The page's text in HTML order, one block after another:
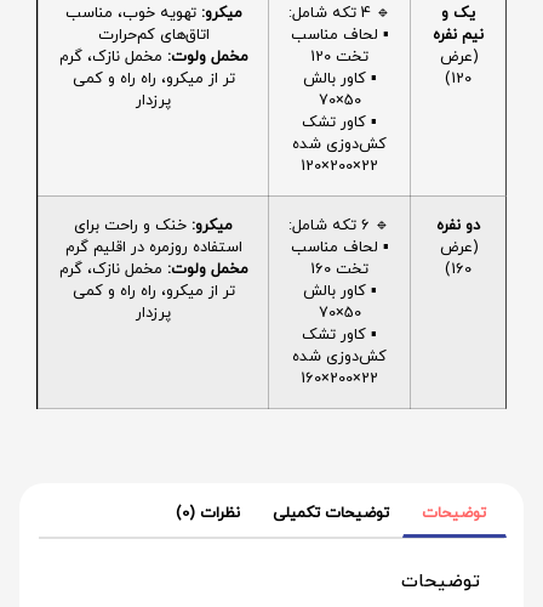
یک و
نیم نفره
(عرض
120)
🔹 4 تکه شامل:
▪️ لحاف مناسب
تخت 120
▪️ کاور بالش
50×70
▪️ کاور تشک
کش‌دوزی شده
22×200×120
میکرو: تهویه خوب، مناسب
اتاق‌های کم‌حرارت
مخمل ولوت: مخمل نازک، گرم
تر از میکرو، راه راه و کمی
پرزدار
دو نفره
(عرض
160)
🔹 6 تکه شامل:
▪️ لحاف مناسب
تخت 160
▪️ کاور بالش
50×70
▪️ کاور تشک
کش‌دوزی شده
22×200×160
میکرو: خنک و راحت برای
استفاده روزمره در اقلیم گرم
مخمل ولوت: مخمل نازک، گرم
تر از میکرو، راه راه و کمی
پرزدار
توضیحات توضیحات تکمیلی نظرات (0)
توضیحات